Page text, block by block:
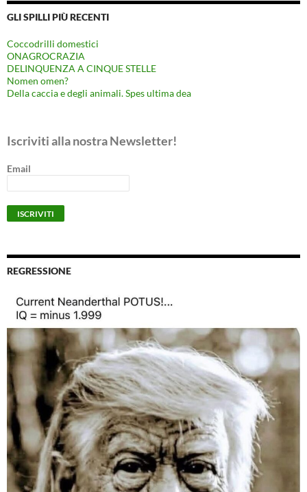
GLI SPILLI PIÙ RECENTI
Coccodrilli domestici
ONAGROCRAZIA
DELINQUENZA A CINQUE STELLE
Nomen omen?
Della caccia e degli animali. Spes ultima dea
Iscriviti alla nostra Newsletter!
Email
REGRESSIONE